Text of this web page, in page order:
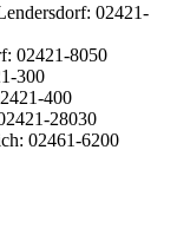
02421-
02421-8050
300
400
28030
02461-6200